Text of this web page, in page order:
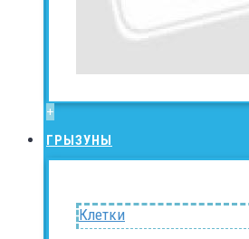
+
ГРЫЗУНЫ
Клетки